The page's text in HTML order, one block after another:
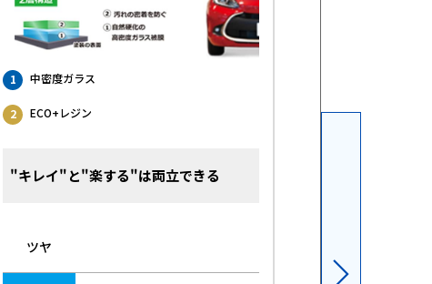
1 中密度ガラス
2 ECO+レジン
"キレイ"と"楽する"は両立できる
ツヤ
2 タフ（耐候力）に